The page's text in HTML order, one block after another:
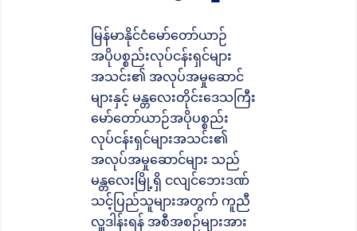
မြန်မာနိုင်ငံမော်တော်ယာဉ်
အပိုပစ္စည်းလုပ်ငန်းရှင်များ
အသင်း၏ အလုပ်အမှုဆောင်
များနှင့် မန္တလေးတိုင်းဒေသကြီး
မော်တော်ယာဉ်အပိုပစ္စည်း
လုပ်ငန်းရှင်များအသင်း၏
အလုပ်အမှုဆောင်များ သည်
မန္တလေးမြို့ရှိ ငလျင်ဘေးဒဏ်
သင့်ပြည်သူများအတွက် ကူညီ
လှူဒါန်းရန် အစီအစဉ်များအား